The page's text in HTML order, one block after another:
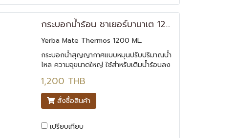
กระบอกน้ำร้อน ชาเยอร์บามาเต 1200 ML.
Yerba Mate Thermos 1200 ML.
กระบอกน้ำสุญญากาศแบบหมุนปรับปริมาณน้ำ
ไหล ความจุขนาดใหญ่ ใช้สำหรับเติมน้ำร้อนลง
อุณหภูมิได้นาน สามารถเก็บได้ทั้งความร้อน
และความเย็น
1,200 THB
สั่งซื้อสินค้า
เปรียบเทียบ